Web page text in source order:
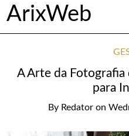
ArixWeb
A Arte da Fotografia
para
By Redator on